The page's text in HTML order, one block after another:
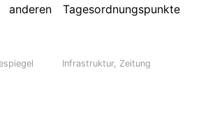
Tagesordnungspunkte
Infrastruktur, Zeitung